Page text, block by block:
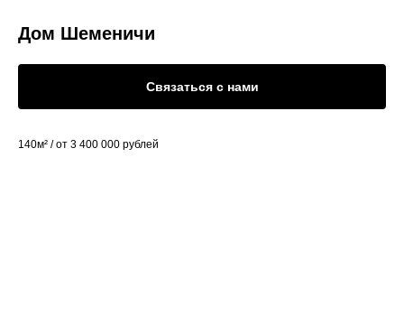
Дом Шеменичи
Связаться с нами
140м² / от 3 400 000 рублей